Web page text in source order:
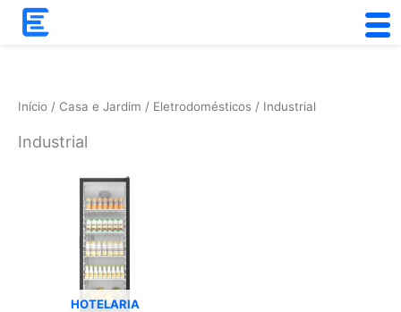
Skip
Início / Casa e Jardim / Eletrodomésticos / Industrial
Industrial
HOTELARIA